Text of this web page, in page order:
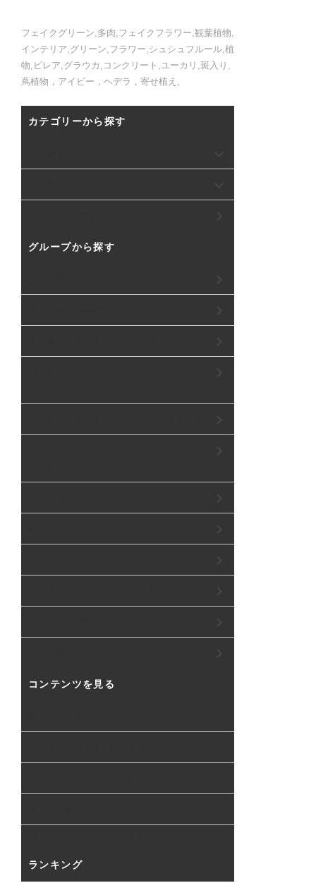
フェイクグリーン,多肉,フェイクフラワー,観葉植物,
インテリア,グリーン,フラワー,シュシュフルール,植
物,ピレア,グラウカ,コンクリート,ユーカリ,斑入り,
蔦植物，アイビー，ヘデラ，寄せ植え,
カテゴリーから探す
グループから探す
コンテンツを見る
ランキング